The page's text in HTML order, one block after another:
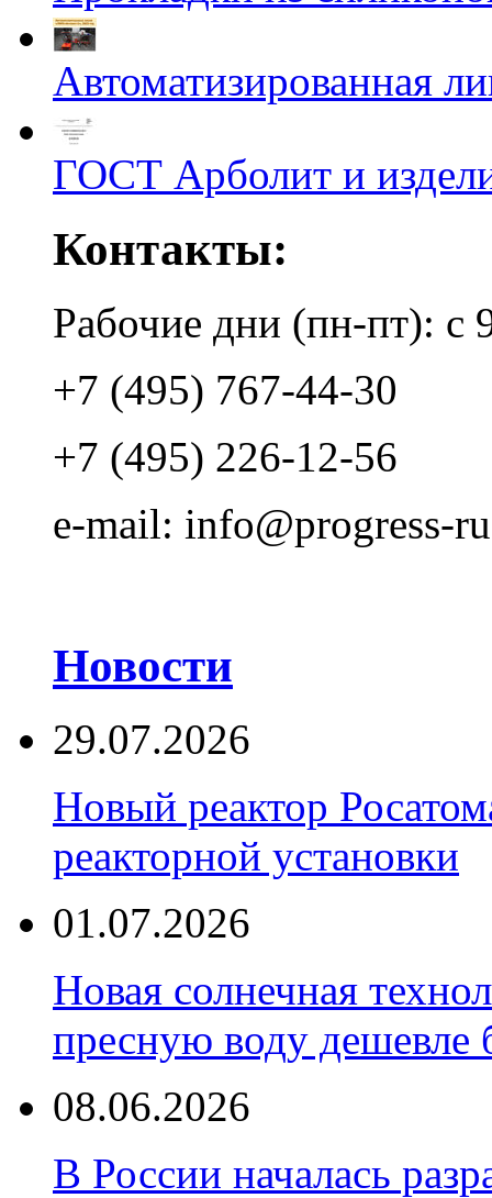
Автоматизированная
ГОСТ Арболит и
Контакты:
Рабочие дни (пн-пт): с
+7 (495) 767-44-30
+7 (495) 226-12-56
e-mail: info@progress-
Новости
29.07.2026
Новый реактор
реакторной установки
01.07.2026
Новая солнечная
пресную воду дешевле
08.06.2026
В России началась